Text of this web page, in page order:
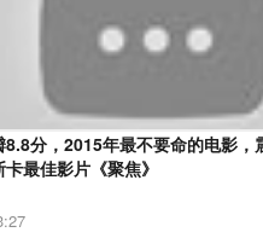
8.8分，2015年最不要命的电影
最佳影片《聚焦》